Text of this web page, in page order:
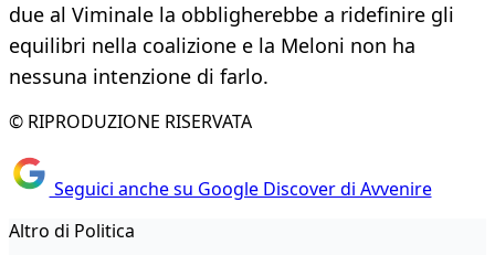
due al Viminale la obbligherebbe a ridefinire gli
equilibri nella coalizione e la Meloni non ha
nessuna intenzione di farlo.
© RIPRODUZIONE RISERVATA
Seguici anche su Google Discover di Avvenire
Altro di Politica